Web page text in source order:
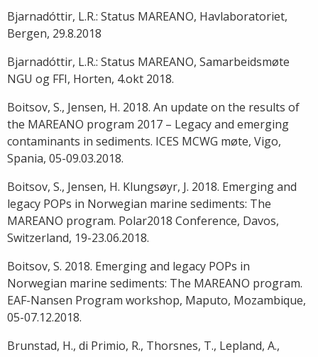
Bjarnadóttir, L.R.: Status MAREANO, Havlaboratoriet,
Bergen, 29.8.2018
Bjarnadóttir, L.R.: Status MAREANO, Samarbeidsmøte
NGU og FFI, Horten, 4.okt 2018.
Boitsov, S., Jensen, H. 2018. An update on the results of
the MAREANO program 2017 – Legacy and emerging
contaminants in sediments. ICES MCWG møte, Vigo,
Spania, 05-09.03.2018.
Boitsov, S., Jensen, H. Klungsøyr, J. 2018. Emerging and
legacy POPs in Norwegian marine sediments: The
MAREANO program. Polar2018 Conference, Davos,
Switzerland, 19-23.06.2018.
Boitsov, S. 2018. Emerging and legacy POPs in
Norwegian marine sediments: The MAREANO program.
EAF-Nansen Program workshop, Maputo, Mozambique,
05-07.12.2018.
Brunstad, H., di Primio, R., Thorsnes, T., Lepland, A.,